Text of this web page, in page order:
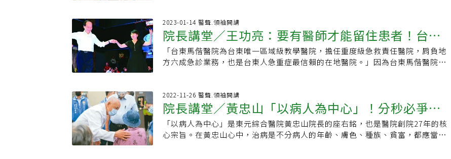
在這不但能了解其他病友罹病經驗、生活小撇步，還能提出問題，也會不定期提
供醫療知識，讓我們一起勇敢面對疾病，與肺纖維化共存！【慢病好日子】糖友
早上出門太匆忙，不吃早餐會影響血糖控制嗎？為什麼洗腎的人會便秘？有什麼
助排便的好方法？提供最接近病友真實疑問的慢病衛教資訊，與您一起好好過慢
病日子！ 📍瀏覽專題&gt;&gt;慢病好日子主題圈 📍觀看影音&gt;&gt;慢病好日子
練指導下揮灑汗水，對紓壓有正向回饋。此外，他也養成定時睡覺的習慣，照著
既有步驟過生活，有助於靜心，心情放鬆了，壓力減輕，自然就能達到養身功
效。各司其職 成醫療網絡核心余忠仁表示，整併後的三院區透過業務整合、資源
共享、角色分工，發揮綜效。位於新竹市的新竹醫院主要提供重度級急重症醫療
齡、偏鄉、慢性醫療與精神醫療等照護服務。新竹台大分院三院各有特色，也各
司其職。不過，要成為醫學中心可不容易，余忠仁說，「把病看好」只是基本，
還得成為區域醫療網絡的核心，當地區醫療院所的領頭羊，具完整的醫事人員培
育系統，在研究上創新。整合地方 將擴大分級醫療成為醫學中心後，余忠仁說，
未來醫院將和地方現有資源做整合，擴大與深化分級醫療及偏鄉醫療照顧；在教
度，以及家庭的安排。同時呼籲耐心與詳盡的專業病情說明，也需要在醫療系統
及健保的支持，以及病家的理性溝通中，才能長遠的繼續下去。→想看本文一位
在臨床實習的醫學生寫出她在照護生死一線間的柔弱生命，所感受到的各種衝
擊。→想看本文一位醫學二年級學生寫出在還沒有進入臨床階段的醫學生由課堂
裡的體驗，敘述自己對「醫學人文」的學習脈絡，忠實的分享這階段的學生的領
片面。因此，在「醫學人文」的體驗和接觸上，藉著敘述自己的學習脈絡，我記
錄有限中的領會、感受和目標。我在大二修習了「醫療與社會」的課程，因為醫
療不只是照顧病人身體與身體的健康，與社會環境也習習相關。在課程中，涵蓋
了媒體、政策、法律、社會學與倫理學在醫療領域的實踐與應用。當中，倫理學
2023-01-14 醫聲.領袖開講
院長講堂／王功亮：要有醫師才能留住患者！台東
急重症不需後送，心臟外科急症零轉出
「台東馬偕醫院為台東唯一區域級教學醫院，擔任重度級急救責任醫院，肩負地
方六成急診業務，也是台東人急重症最信賴的在地醫院。」因為台東馬偕醫院院
後，即選擇到台北馬偕醫院婦產科服務，且專研婦癌治療。王功亮表示，婦產科
患者多數帶著希望、期待與歡笑，這和他的個性相仿，也因為阿嬤罹患婦癌，促
使他投入婦癌研究。之後王功亮到美國進修，學成歸國後即接下台北馬偕婦癌部
主任，致力發展馬偕婦癌化療及腹腔鏡手術。10年前並引進達文西機械手臂微創
手術，成為國內婦科權威、達文西手術專家。郭台銘兩個女兒都他接生台灣30多
2022-11-26 醫聲.領袖開講
院長講堂／黃忠山「以病人為中心」！分秒必爭搶
救生命，肩負重度級急救醫院重任
「以病人為中心」是東元綜合醫院黃忠山院長的座右銘，也是醫院創院27年的核
心宗旨。在黃忠山心中，治病是不分病人的年齡、膚色、種族、貧富，都應當一